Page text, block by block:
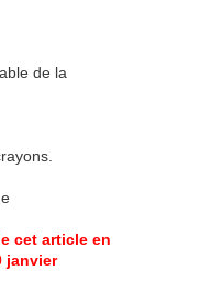
de la
cet article en
janvier